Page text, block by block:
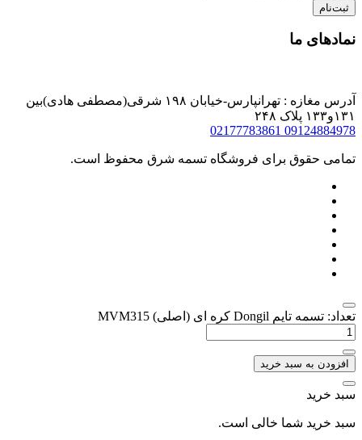
ثبت‌نام
نمادهای ما
آدرس مغازه : تهرانپارس-خیابان ۱۹۸ شرقی(مصطفی هادی)بین
۱۳۱و۱۳۳ پلاک ۲۴۸
09124884978
02177783861
تمامی حقوق برای فروشگاه تسمه شرق محفوظ است.
تعداد: تسمه تایم Dongil کره ای (اصلی) MVM315
افزودن به سبد خرید
سبد خرید
سبد خرید شما خالی است.